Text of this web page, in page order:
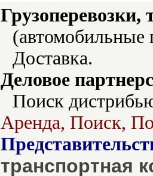
(автомобильные
Доставка.
Деловое
Поиск
Аренда, Поиск,
транспортная